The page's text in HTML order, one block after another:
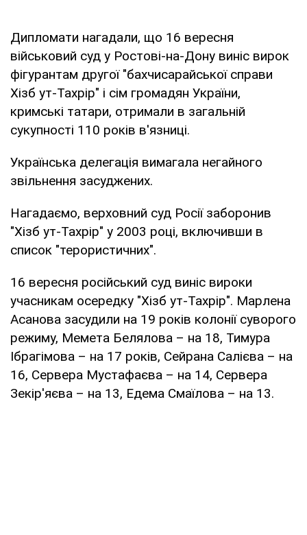
Дипломати нагадали, що 16 вересня
військовий суд у Ростові-на-Дону виніс вирок
фігурантам другої "бахчисарайської справи
Хізб ут-Тахрір" і сім громадян України,
кримські татари, отримали в загальній
сукупності 110 років в'язниці.
Українська делегація вимагала негайного
звільнення засуджених.
Нагадаємо, верховний суд Росії заборонив
"Хізб ут-Тахрір" у 2003 році, включивши в
список "терористичних".
16 вересня російський суд виніс вироки
учасникам осередку "Хізб ут-Тахрір". Марлена
Асанова засудили на 19 років колонії суворого
режиму, Мемета Белялова – на 18, Тимура
Ібрагімова – на 17 років, Сейрана Салієва – на
16, Сервера Мустафаєва – на 14, Сервера
Зекір'яєва – на 13, Едема Смаїлова – на 13.